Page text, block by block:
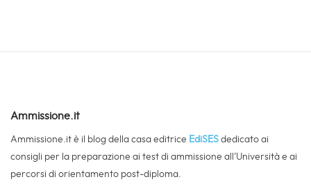
Ammissione.it
Ammissione.it è il blog della casa editrice EdiSES dedicato ai
consigli per la preparazione ai test di ammissione all’Università e ai
percorsi di orientamento post-diploma.